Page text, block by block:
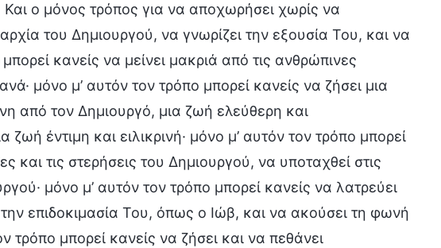
Και ο μόνος τρόπος για να αποχωρήσει χωρίς να
του Δημιουργού, να γνωρίζει την εξουσία Του, και να
κανείς να μείνει μακριά από τις ανθρώπινες
μόνο μ’ αυτόν τον τρόπο μπορεί κανείς να ζήσει μια
από τον Δημιουργό, μια ζωή ελεύθερη και
έντιμη και ειλικρινή· μόνο μ’ αυτόν τον τρόπο μπορεί
και τις στερήσεις του Δημιουργού, να υποταχθεί στις
μόνο μ’ αυτόν τον τρόπο μπορεί κανείς να λατρεύει
επιδοκιμασία Του, όπως ο Ιώβ, και να ακούσει τη φωνή
τρόπο μπορεί κανείς να ζήσει και να πεθάνει